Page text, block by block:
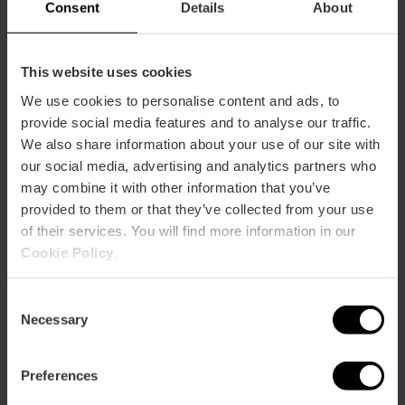
Consent Details About
This website uses cookies
We use cookies to personalise content and ads, to
provide social media features and to analyse our traffic.
We also share information about your use of our site with
our social media, advertising and analytics partners who
may combine it with other information that you’ve
provided to them or that they’ve collected from your use
of their services. You will find more information in our
Cookie Policy
Selection
Necessary
Preferences
Metro
L3
Bus
70
Avenida De la Horchata, 19 46120 Alboraya